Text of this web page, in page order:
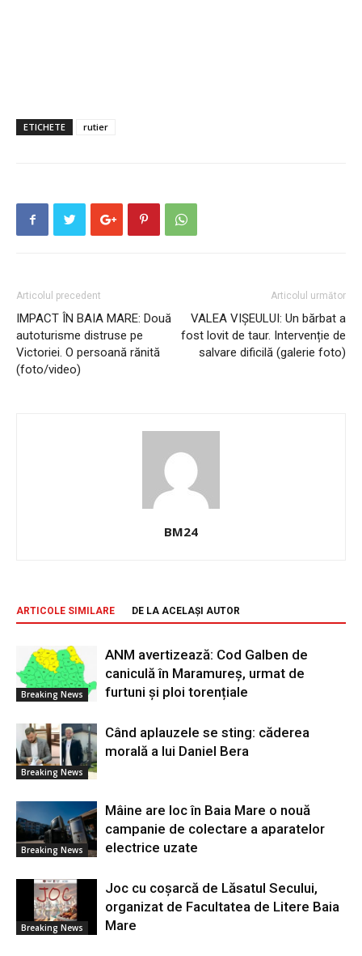
ETICHETE rutier
Articolul precedent
IMPACT ÎN BAIA MARE: Două
autoturisme distruse pe
Victoriei. O persoană rănită
(foto/video)
Articolul următor
VALEA VIȘEULUI: Un bărbat a
fost lovit de taur. Intervenție de
salvare dificilă (galerie foto)
BM24
ARTICOLE SIMILARE DE LA ACELAȘI AUTOR
Breaking News
ANM avertizează: Cod Galben de
caniculă în Maramureș, urmat de
furtuni și ploi torențiale
Breaking News
Când aplauzele se sting: căderea
morală a lui Daniel Bera
Breaking News
Mâine are loc în Baia Mare o nouă
campanie de colectare a aparatelor
electrice uzate
Breaking News
Joc cu coșarcă de Lăsatul Secului,
organizat de Facultatea de Litere Baia
Mare